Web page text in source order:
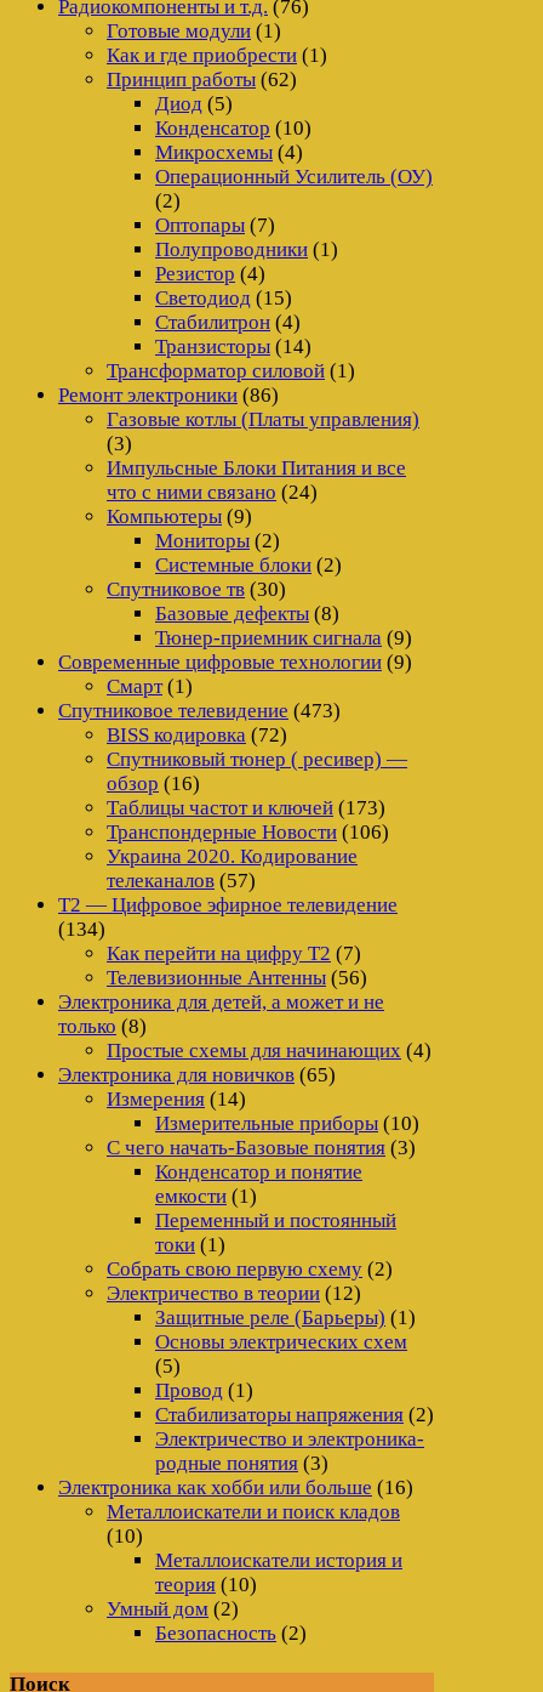
Радиокомпоненты и т.д. (76)
Готовые модули (1)
Как и где приобрести (1)
Принцип работы (62)
Диод (5)
Конденсатор (10)
Микросхемы (4)
Операционный Усилитель (ОУ)
(2)
Оптопары (7)
Полупроводники (1)
Резистор (4)
Светодиод (15)
Стабилитрон (4)
Транзисторы (14)
Трансформатор силовой (1)
Ремонт электроники (86)
Газовые котлы (Платы управления)
(3)
Импульсные Блоки Питания и все
что с ними связано (24)
Компьютеры (9)
Мониторы (2)
Системные блоки (2)
Спутниковое тв (30)
Базовые дефекты (8)
Тюнер-приемник сигнала (9)
Современные цифровые технологии (9)
Смарт(1)
Спутниковое телевидение (473)
BISS кодировка (72)
Спутниковый тюнер ( ресивер) —
обзор (16)
Таблицы частот и ключей (173)
Транспондерные Новости (106)
Украина 2020. Кодирование
телеканалов (57)
Т2 — Цифровое эфирное телевидение
(134)
Как перейти на цифру Т2 (7)
Телевизионные Антенны (56)
Электроника для детей, а может и не
только (8)
Простые схемы для начинающих (4)
Электроника для новичков (65)
Измерения (14)
Измерительные приборы (10)
С чего начать-Базовые понятия (3)
Конденсатор и понятие
емкости (1)
Переменный и постоянный
токи (1)
Собрать свою первую схему (2)
Электричество в теории (12)
Защитные реле (Барьеры) (1)
Основы электрических схем
(5)
Провод (1)
Стабилизаторы напряжения (2)
Электричество и электроника-
родные понятия (3)
Электроника как хобби или больше (16)
Металлоискатели и поиск кладов
(10)
Металлоискатели история и
теория (10)
Умный дом (2)
Безопасность (2)
Поиск